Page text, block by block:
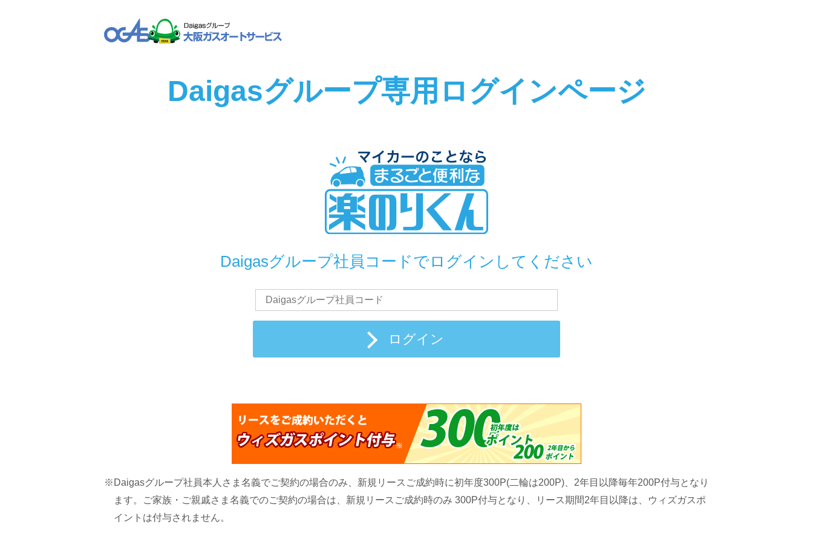
Daigasグループ専用 ログインページ
Daigasグループ社員コードでログインしてください
ログイン
※Daigasグループ社員本人さま名義でご契約の場合のみ、新規リースご成約時に初年度300P(二輪は200P)、2年目以降毎年200P付与となり
ます。ご家族・ご親戚さま名義でのご契約の場合は、新規リースご成約時のみ 300P付与となり、リース期間2年目以降は、ウィズガスポ
イントは付与されません。